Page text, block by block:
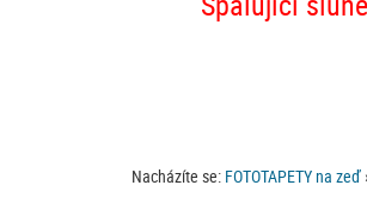
Nacházíte se: FOTOTAPETY na zeď